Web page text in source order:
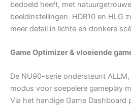
bedoeld heeft, met
beeldinstellingen. HDR10 en HLG
meer detail in lichte en donkere
Game Optimizer & vloeiende
De NU90-serie ondersteunt
modus voor soepelere gameplay
Via het handige Game Dashboard